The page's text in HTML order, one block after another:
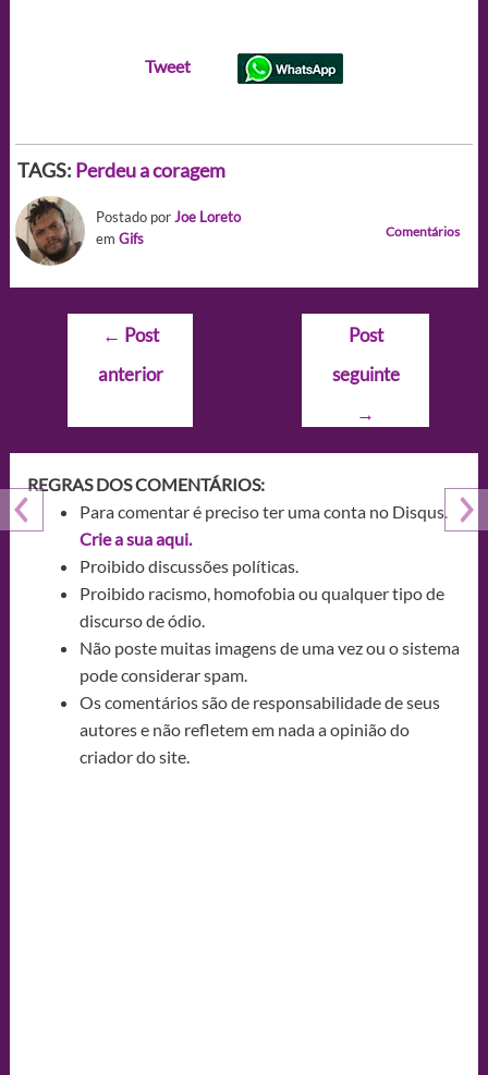
Tweet
TAGS: Perdeu a coragem
Postado porJoe Loreto
em Gifs Comentários
Navegação
Post
← Post
anterior
Post
seguinte
→
REGRAS DOS COMENTÁRIOS:
Para comentar é preciso ter uma conta no Disqus.
Crie a sua aqui.
Proibido discussões políticas.
Proibido racismo, homofobia ou qualquer tipo de
discurso de ódio.
Não poste muitas imagens de uma vez ou o sistema
pode considerar spam.
Os comentários são de responsabilidade de seus
autores e não refletem em nada a opinião do
criador do site.